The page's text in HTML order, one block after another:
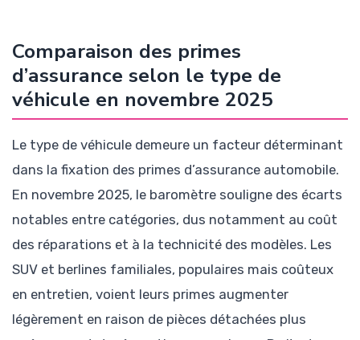
Comparaison des primes
d’assurance selon le type de
véhicule en novembre 2025
Le type de véhicule demeure un facteur déterminant
dans la fixation des primes d’assurance automobile.
En novembre 2025, le baromètre souligne des écarts
notables entre catégories, dus notamment au coût
des réparations et à la technicité des modèles. Les
SUV et berlines familiales, populaires mais coûteux
en entretien, voient leurs primes augmenter
légèrement en raison de pièces détachées plus